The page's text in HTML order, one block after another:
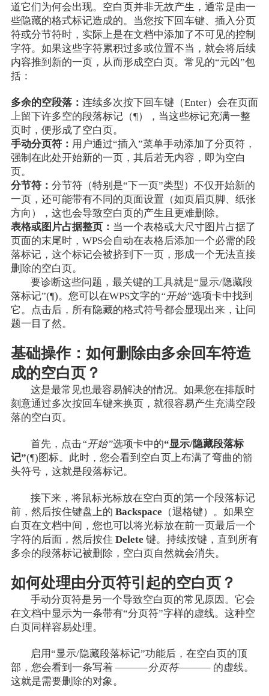
道它们为何会出现。空白页并非无故产生，通常是由一
些隐藏的格式标记造成的。当您按下回车键、插入分页
符或分节符时，实际上是在文档中添加了不可见的控制
字符。如果这些字符累积过多或位置不当，就会将后续
内容推到新的一页，从而形成空白页。常见的“元凶”包
括：
多余的空段落： 连续多次按下回车键（Enter）会在页面
上留下许多空的段落标记（¶），当这些标记充满一整
页时，便形成了空白页。
手动分页符： 用户通过“插入”菜单手动添加了分页符，
强制在此处开始新的一页，其后若无内容，即为空白
页。
分节符： 分节符（特别是“下一页”类型）不仅开始新的
一页，还可能带有不同的页面设置（如页眉页脚、纸张
方向），这也会导致空白页的产生且更难删除。
表格或图片占据整页： 当一个表格或大尺寸图片占据了
页面的末尾时，WPS会自动在表格后添加一个必需的段
落标记，这个标记会被挤到下一页，形成一个无法直接
删除的空白页。
要诊断这些问题，最关键的工具就是“显示/隐藏段
落标记”(¶)。您可以在WPS文字的“开始”选项卡中找到
它。点击后，所有隐藏的格式符号都会显现出来，让问
题一目了然。
基础操作：如何删除由多余回车符造
成的空白页？
这是最常见也最容易解决的情况。如果您在排版时
刻意通过多次按回车键来换页，就很容易产生充满空段
落的空白页。
首先，点击“开始”选项卡中的“显示/隐藏段落标
记”(¶)图标。此时，您会看到空白页上布满了弯曲的箭
头符号，这就是段落标记。
接下来，将鼠标光标放在空白页的第一个段落标记
前，然后按住键盘上的 Backspace （退格键）。如果空
白页在文档中间，您也可以将光标放在前一页最后一个
字符的后面，然后按住 Delete 键。持续按键，直到所有
多余的段落标记被删除，空白页自然就会消失。
如何处理由分页符引起的空白页？
手动分页符是另一个导致空白页的常见原因。它会
在文档中显示为一条带有“分页符”字样的虚线。这种空
白页同样容易处理。
启用“显示/隐藏段落标记”功能后，在空白页的顶
部，您会看到一条写着 ———–分页符———–的虚线。
这就是需要删除的对象。